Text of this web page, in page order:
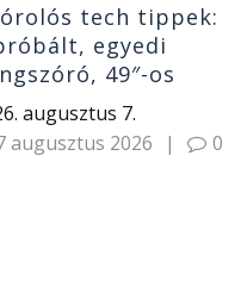
tech tippek:
egyedi
49″-os
gyerek okosóra
óra
augusztus 7.
augusztus 2026
| 0